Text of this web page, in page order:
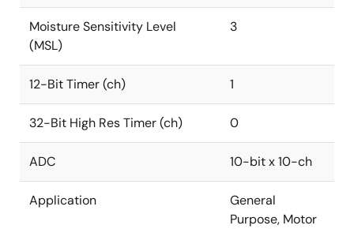
Moisture Sensitivity Level
(MSL)
3
12-Bit Timer (ch) 1
32-Bit High Res Timer (ch) 0
ADC 10-bit x 10-ch
Application
General
Purpose, Motor